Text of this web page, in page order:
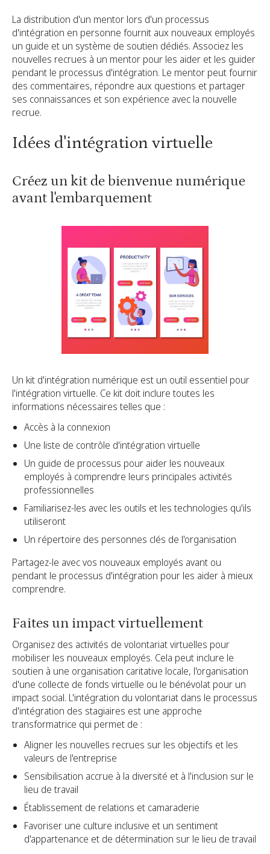
La distribution d'un mentor lors d'un processus
d'intégration en personne fournit aux nouveaux employés
un guide et un système de soutien dédiés. Associez les
nouvelles recrues à un mentor pour les aider et les guider
pendant le processus d'intégration. Le mentor peut fournir
des commentaires, répondre aux questions et partager
ses connaissances et son expérience avec la nouvelle
recrue.
Idées d'intégration virtuelle
Créez un kit de bienvenue numérique
avant l'embarquement
Un kit d'intégration numérique est un outil essentiel pour
l'intégration virtuelle. Ce kit doit inclure toutes les
informations nécessaires telles que :
Accès à la connexion
Une liste de contrôle d'intégration virtuelle
Un guide de processus pour aider les nouveaux
employés à comprendre leurs principales activités
professionnelles
Familiarisez-les avec les outils et les technologies qu'ils
utiliseront
Un répertoire des personnes clés de l'organisation
Partagez-le avec vos nouveaux employés avant ou
pendant le processus d'intégration pour les aider à mieux
comprendre.
Faites un impact virtuellement
Organisez des activités de volontariat virtuelles pour
mobiliser les nouveaux employés. Cela peut inclure le
soutien à une organisation caritative locale, l'organisation
d'une collecte de fonds virtuelle ou le bénévolat pour un
impact social. L'intégration du volontariat dans le processus
d'intégration des stagiaires est une approche
transformatrice qui permet de :
Aligner les nouvelles recrues sur les objectifs et les
valeurs de l'entreprise
Sensibilisation accrue à la diversité et à l'inclusion sur le
lieu de travail
Établissement de relations et camaraderie
Favoriser une culture inclusive et un sentiment
d'appartenance et de détermination sur le lieu de travail